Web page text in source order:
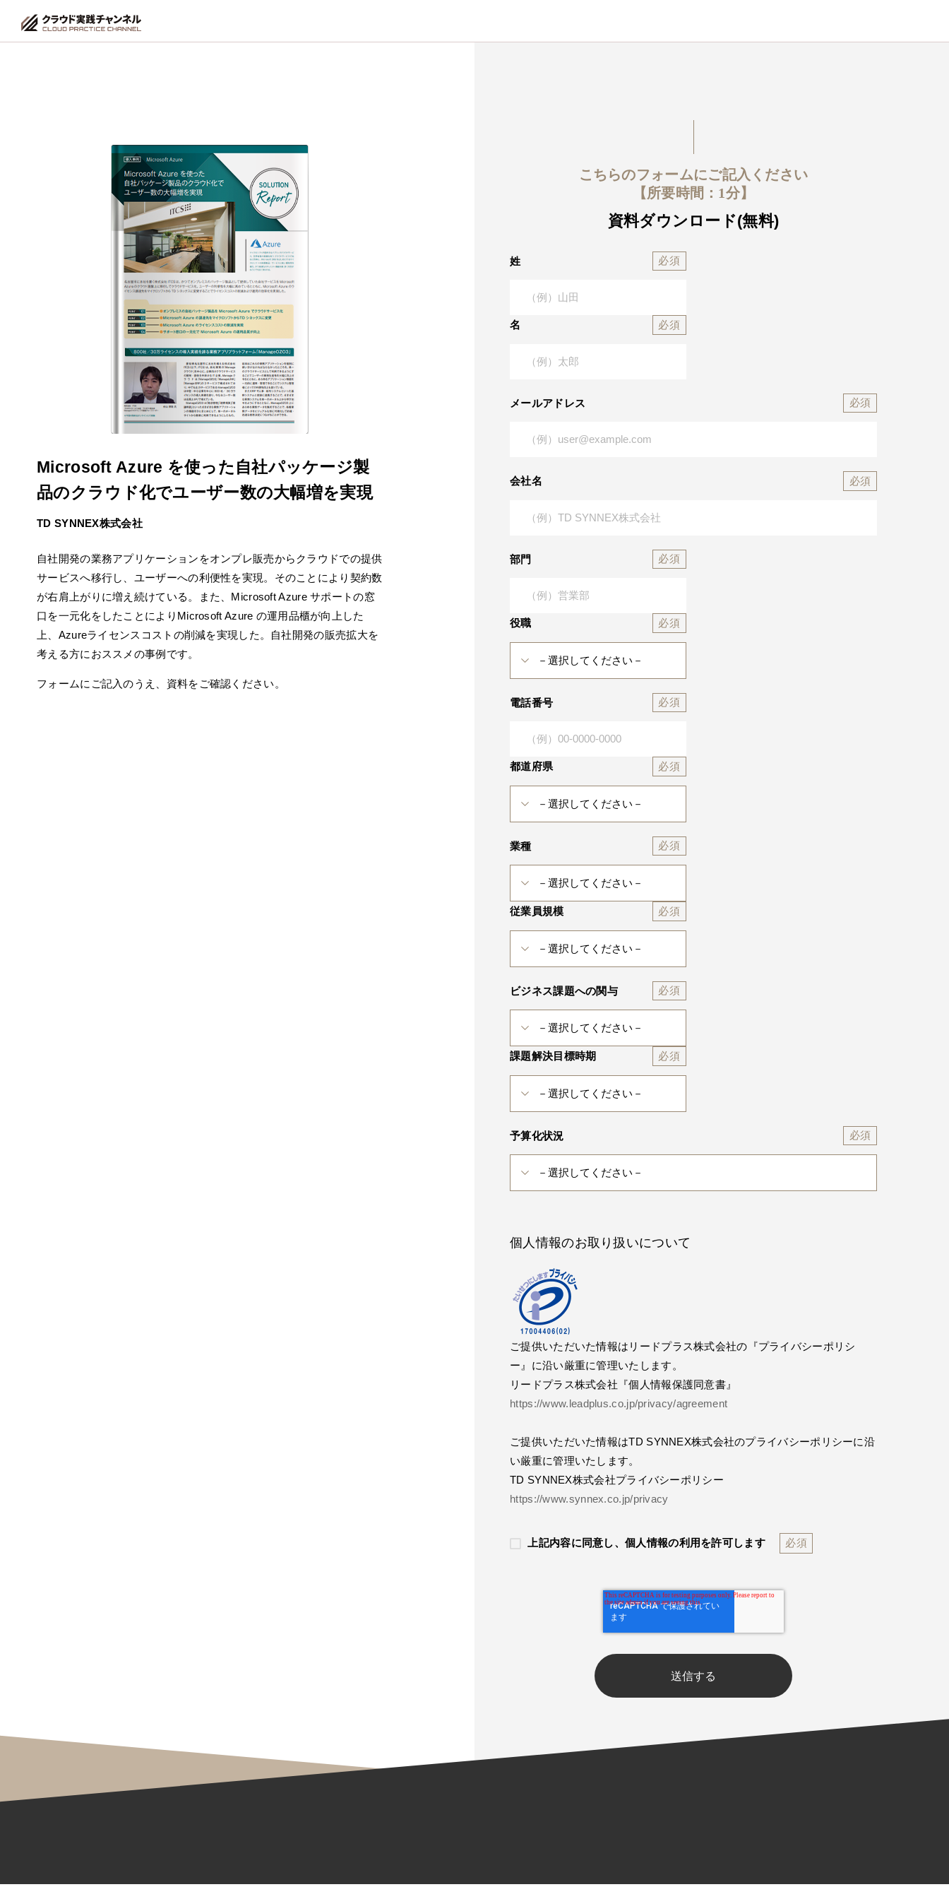
Microsoft Azure を使った自社パッケージ製
品のクラウド化でユーザー数の大幅増を実現
TD SYNNEX株式会社
自社開発の業務アプリケーションをオンプレ販売からクラウドでの提供
サービスへ移行し、ユーザーへの利便性を実現。そのことにより契約数
が右肩上がりに増え続けている。また、Microsoft Azure サポートの窓
口を一元化をしたことによりMicrosoft Azure の運用品櫃が向上した
上、Azureライセンスコストの削減を実現した。自社開発の販売拡大を
考える方におススメの事例です。
フォームにご記入のうえ、資料をご確認ください。
こちらのフォームにご記入ください
【所要時間：1分】
資料ダウンロード(無料)
姓
名
メールアドレス
会社名
部門
役職
電話番号
都道府県
業種
従業員規模
ビジネス課題への関与
課題解決目標時期
予算化状況
個人情報のお取り扱いについて
ご提供いただいた情報はリードプラス株式会社の『プライバシーポリシ
ー』に沿い厳重に管理いたします。
リードプラス株式会社『個人情報保護同意書』
https://www.leadplus.co.jp/privacy/agreement
ご提供いただいた情報はTD SYNNEX株式会社のプライバシーポリシーに沿
い厳重に管理いたします。
TD SYNNEX株式会社プライバシーポリシー
https://www.synnex.co.jp/privacy
上記内容に同意し、個人情報の利用を許可します